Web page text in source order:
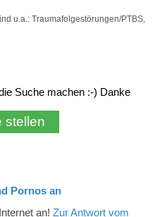
Suche machen :-) Danke